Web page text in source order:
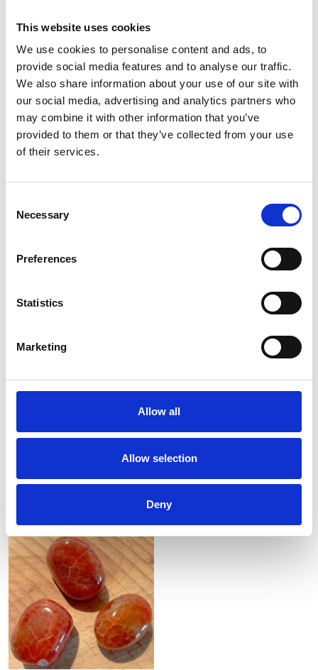
This website uses cookies
We use cookies to personalise content and ads, to
provide social media features and to analyse our traffic.
We also share information about your use of our site with
our social media, advertising and analytics partners who
may combine it with other information that you’ve
provided to them or that they’ve collected from your use
of their services.
Selection
Necessary
Preferences
Statistics
Marketing
Allow all
Allow selection
Deny
Du kan sova i många år på kudden.
kudden. Ulltus...
Art nr. 15.PK5060
825:-
Köp
och är my...
55:-
lavendel och ibland subtila
19:-
Köp
Agat Mexikansk, Trumlad
25:-
Köp